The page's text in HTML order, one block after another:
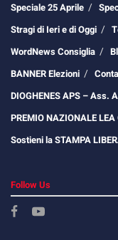
Speciale 25 Aprile
Stragi di Ieri e di Oggi
WordNews Consiglia
BANNER Elezioni
DIOGHENES APS – Ass.
PREMIO NAZIONALE
Sostieni la STAMPA
Follow Us